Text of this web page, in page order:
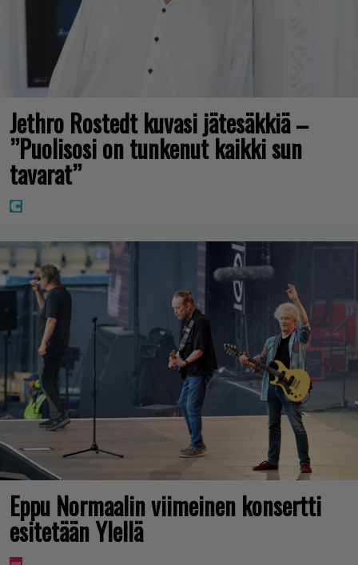
Jethro Rostedt kuvasi jätesäkkiä –
”Puolisosi on tunkenut kaikki sun
tavarat”
Eppu Normaalin viimeinen konsertti
esitetään Ylellä